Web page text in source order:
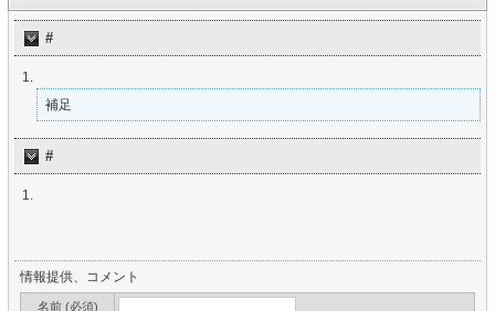
#
補足
#
情報提供、コメント
名前 (必須)